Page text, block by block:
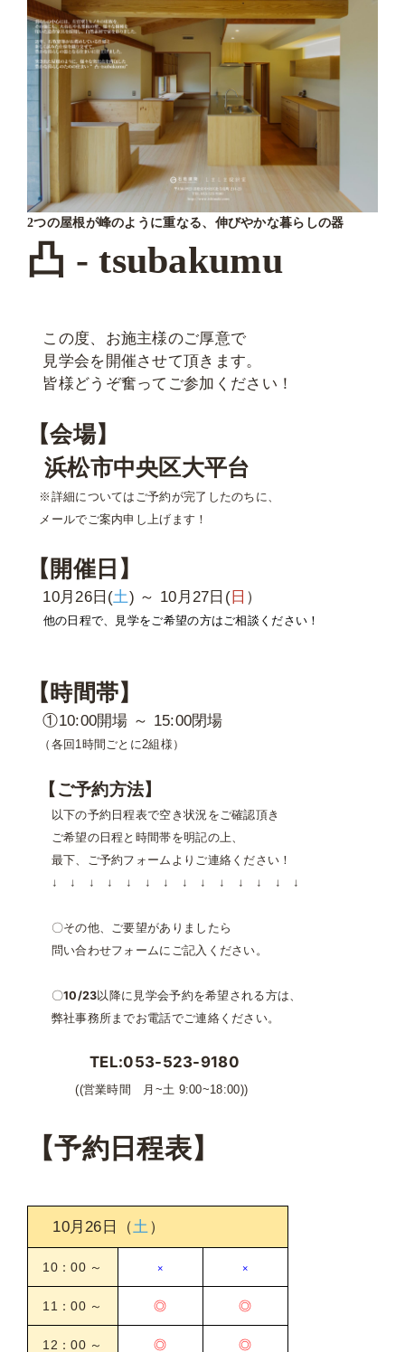
2つの屋根が峰のように重なる、伸びやかな暮らしの器
凸 - tsubakumu
この度、お施主様のご厚意で
見学会を開催させて頂きます。
皆様どうぞ奮ってご参加ください！
【会場】
浜松市中央区大平台
※詳細についてはご予約が完了したのちに、
メールでご案内申し上げます！
【開催日】
10月26日(土) ～ 10月27日( 日 ）
他の日程で、見学をご希望の方はご相談ください！
【時間帯】
①10:00開場 ～ 15:00閉場
（各回1時間ごとに2組様）
【ご予約方法】
以下の予約日程表で空き状況をご確認頂き
ご希望の日程と時間帯を明記の上、
最下、ご予約フォームよりご連絡ください！
↓ ↓ ↓ ↓ ↓ ↓ ↓ ↓ ↓ ↓ ↓ ↓ ↓ ↓
〇その他、ご要望がありましたら
問い合わせフォームにご記入ください。
〇10/23以降に見学会予約を希望される方は、
弊社事務所までお電話でご連絡ください。
TEL:053-523-9180
((営業時間 月~土 9:00~18:00))
【予約日程表】
10月26日（土 ）
10：00 ～ × ×
11：00 ～ ◎ ◎
12：00 ～ ◎ ◎